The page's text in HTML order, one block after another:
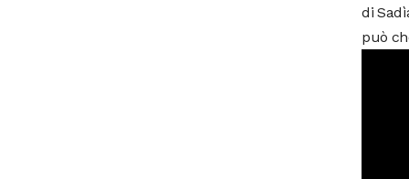
di
può